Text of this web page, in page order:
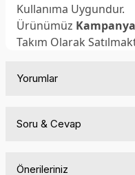
Kullanıma Uygundur.
Ürünümüz Kampanya
Takım Olarak
Yorumlar
Soru & Cevap
Önerileriniz